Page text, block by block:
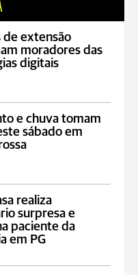
de extensão
moradores das
digitais
e chuva tomam
sábado em
realiza
surpresa e
paciente da
em PG